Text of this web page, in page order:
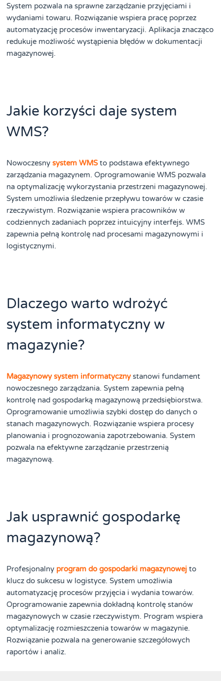
System pozwala na sprawne zarządzanie przyjęciami i
wydaniami towaru. Rozwiązanie wspiera pracę poprzez
automatyzację procesów inwentaryzacji. Aplikacja znacząco
redukuje możliwość wystąpienia błędów w dokumentacji
magazynowej.
Jakie korzyści daje system
WMS?
Nowoczesnysystem WMSto podstawa efektywnego
zarządzania magazynem. Oprogramowanie WMS pozwala
na optymalizację wykorzystania przestrzeni magazynowej.
System umożliwia śledzenie przepływu towarów w czasie
rzeczywistym. Rozwiązanie wspiera pracowników w
codziennych zadaniach poprzez intuicyjny interfejs. WMS
zapewnia pełną kontrolę nad procesami magazynowymi i
logistycznymi.
Dlaczego warto wdrożyć
system informatyczny w
magazynie?
Magazynowy system informatycznystanowi fundament
nowoczesnego zarządzania. System zapewnia pełną
kontrolę nad gospodarką magazynową przedsiębiorstwa.
Oprogramowanie umożliwia szybki dostęp do danych o
stanach magazynowych. Rozwiązanie wspiera procesy
planowania i prognozowania zapotrzebowania. System
pozwala na efektywne zarządzanie przestrzenią
magazynową.
Jak usprawnić gospodarkę
magazynową?
Profesjonalny program do gospodarki magazynowej to
klucz do sukcesu w logistyce. System umożliwia
automatyzację procesów przyjęcia i wydania towarów.
Oprogramowanie zapewnia dokładną kontrolę stanów
magazynowych w czasie rzeczywistym. Program wspiera
optymalizację rozmieszczenia towarów w magazynie.
Rozwiązanie pozwala na generowanie szczegółowych
raportów i analiz.